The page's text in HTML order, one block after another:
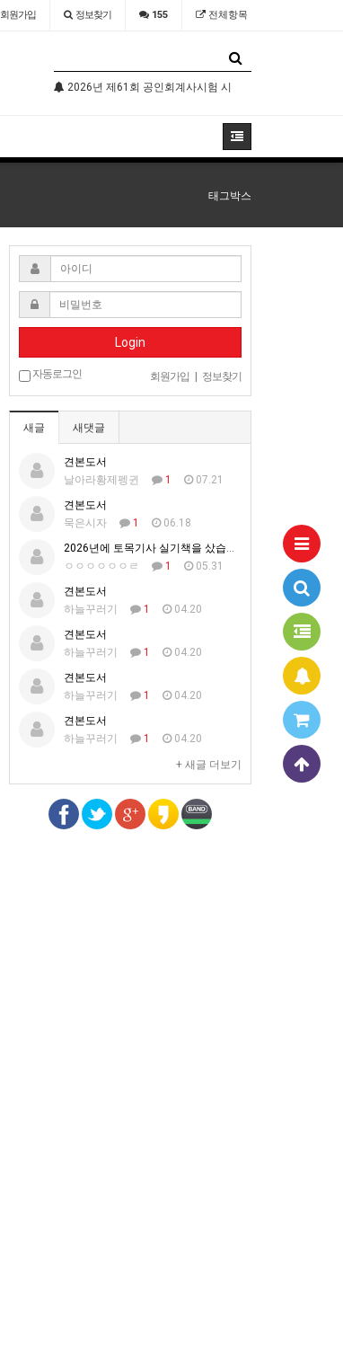
회원가입 정보찾기 155 전체항목
2026년 제61회 공인회계사시험 시행공고
태그박스
Login
자동로그인 회원가입 | 정보찾기
새글 새댓글
견본도서
날아라황제펭귄
1
07.21
견본도서
묵은시자
1
06.18
2026년에 토목기사 실기책을 샀습니다.
ㅇㅇㅇㅇㅇㅇㄹ
1
05.31
견본도서
하늘꾸러기
1
04.20
견본도서
하늘꾸러기
1
04.20
견본도서
하늘꾸러기
1
04.20
견본도서
하늘꾸러기
1 04.20
+ 새글 더보기